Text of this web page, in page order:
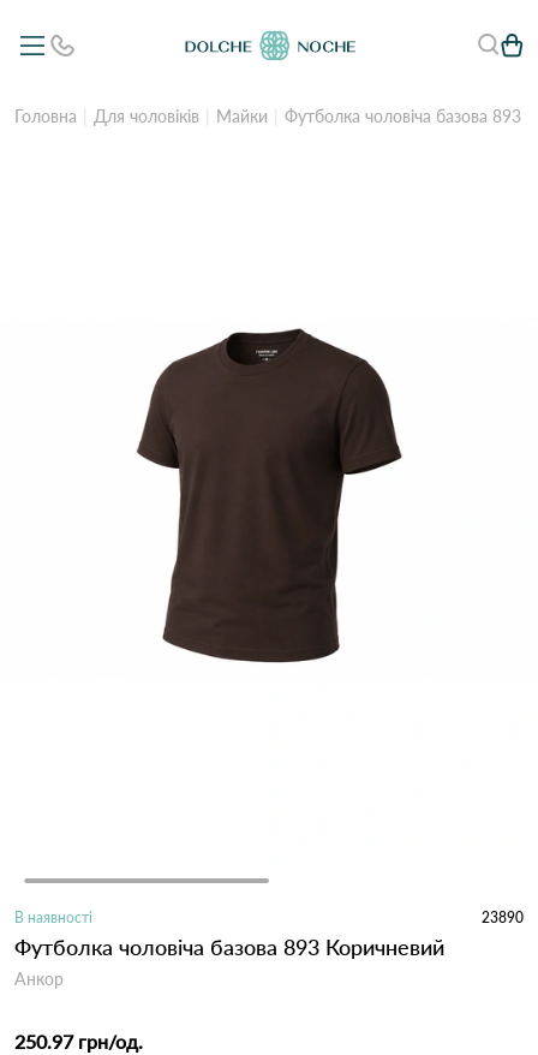
Головна Для чоловіків Майки Футболка чоловіча базова 893
В наявності 23890
Футболка чоловіча базова 893 Коричневий
Анкор
250.97 грн/од.